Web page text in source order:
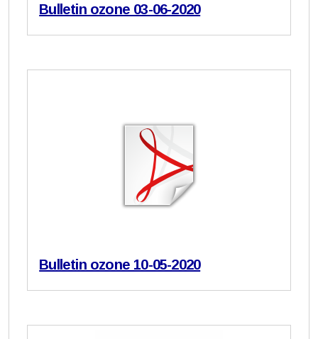
Bulletin ozone 03-06-2020
Bulletin ozone 10-05-2020